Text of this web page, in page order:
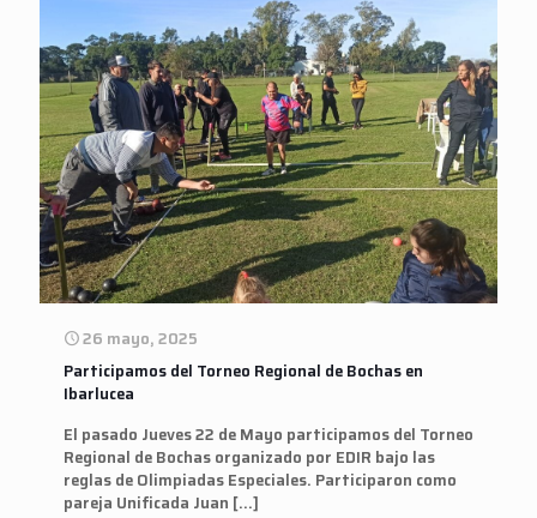
26 mayo, 2025
Participamos del Torneo Regional de Bochas en
Ibarlucea
El pasado Jueves 22 de Mayo participamos del Torneo
Regional de Bochas organizado por EDIR bajo las
reglas de Olimpiadas Especiales. Participaron como
pareja Unificada Juan […]